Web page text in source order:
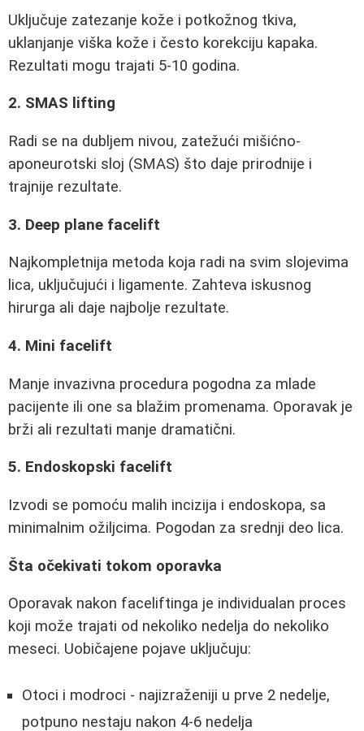
Uključuje zatezanje kože i potkožnog tkiva,
uklanjanje viška kože i često korekciju kapaka.
Rezultati mogu trajati 5-10 godina.
2. SMAS lifting
Radi se na dubljem nivou, zatežući mišićno-
aponeurotski sloj (SMAS) što daje prirodnije i
trajnije rezultate.
3. Deep plane facelift
Najkompletnija metoda koja radi na svim slojevima
lica, uključujući i ligamente. Zahteva iskusnog
hirurga ali daje najbolje rezultate.
4. Mini facelift
Manje invazivna procedura pogodna za mlade
pacijente ili one sa blažim promenama. Oporavak je
brži ali rezultati manje dramatični.
5. Endoskopski facelift
Izvodi se pomoću malih incizija i endoskopa, sa
minimalnim ožiljcima. Pogodan za srednji deo lica.
Šta očekivati tokom oporavka
Oporavak nakon faceliftinga je individualan proces
koji može trajati od nekoliko nedelja do nekoliko
meseci. Uobičajene pojave uključuju:
Otoci i modroci - najizraženiji u prve 2 nedelje,
potpuno nestaju nakon 4-6 nedelja